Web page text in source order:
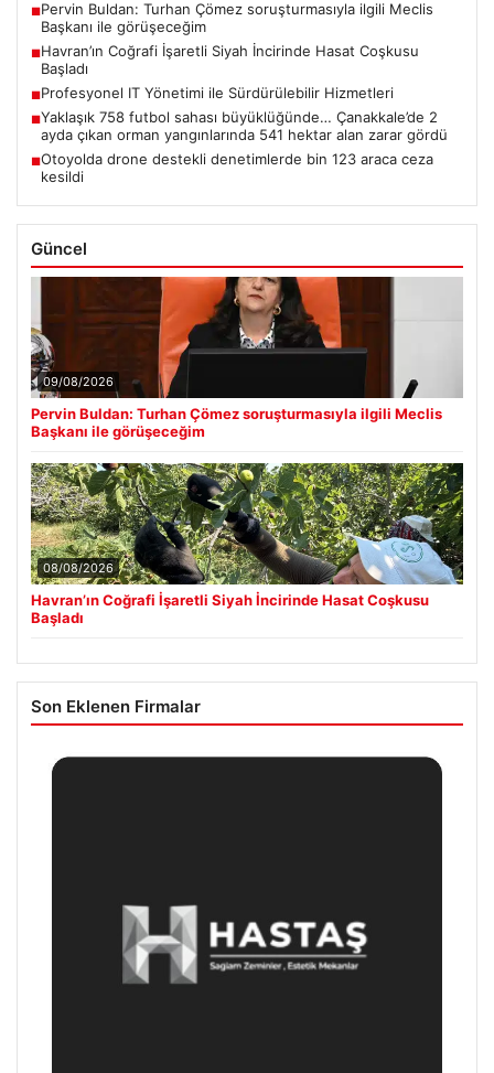
■Pervin Buldan: Turhan Çömez soruşturmasıyla ilgili Meclis
Başkanı ile görüşeceğim
■Havran’ın Coğrafi İşaretli Siyah İncirinde Hasat Coşkusu
Başladı
■Profesyonel IT Yönetimi ile Sürdürülebilir Hizmetleri
■Yaklaşık 758 futbol sahası büyüklüğünde… Çanakkale’de 2
ayda çıkan orman yangınlarında 541 hektar alan zarar gördü
■Otoyolda drone destekli denetimlerde bin 123 araca ceza
kesildi
Güncel
09/08/2026
Pervin Buldan: Turhan Çömez soruşturmasıyla ilgili Meclis
Başkanı ile görüşeceğim
08/08/2026
Havran’ın Coğrafi İşaretli Siyah İncirinde Hasat Coşkusu
Başladı
Son Eklenen Firmalar